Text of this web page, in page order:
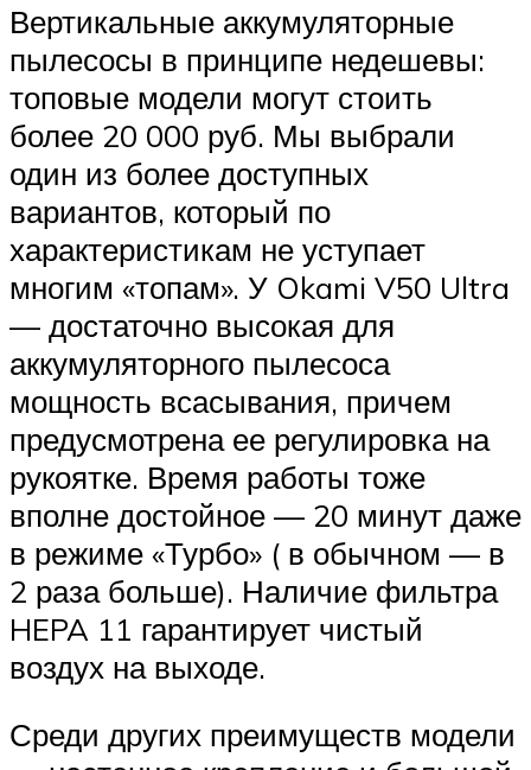
Вертикальные аккумуляторные
пылесосы в принципе недешевы:
топовые модели могут стоить
более 20 000 руб. Мы выбрали
один из более доступных
вариантов, который по
характеристикам не уступает
многим «топам». У Okami V50 Ultra
— достаточно высокая для
аккумуляторного пылесоса
мощность всасывания, причем
предусмотрена ее регулировка на
рукоятке. Время работы тоже
вполне достойное — 20 минут даже
в режиме «Турбо» ( в обычном — в
2 раза больше). Наличие фильтра
HEPA 11 гарантирует чистый
воздух на выходе.
Среди других преимуществ модели